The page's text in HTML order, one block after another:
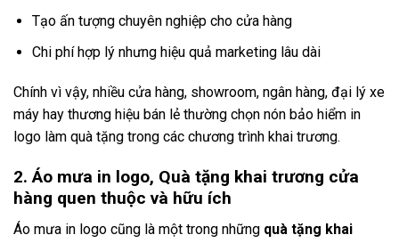
Tạo ấn tượng chuyên nghiệp cho cửa hàng
Chi phí hợp lý nhưng hiệu quả marketing lâu dài
Chính vì vậy, nhiều cửa hàng, showroom, ngân hàng, đại lý xe
máy hay thương hiệu bán lẻ thường chọn nón bảo hiểm in
logo làm quà tặng trong các chương trình khai trương.
2. Áo mưa in logo, Quà tặng khai trương cửa
hàng quen thuộc và hữu ích
Áo mưa in logo cũng là một trong những quà tặng khai